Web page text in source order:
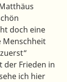
doch eine
Menschheit
der Frieden in
ich hier